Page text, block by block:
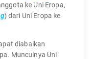
ke Uni Eropa,
) dari Uni Eropa ke
diabaikan
Munculnya Uni